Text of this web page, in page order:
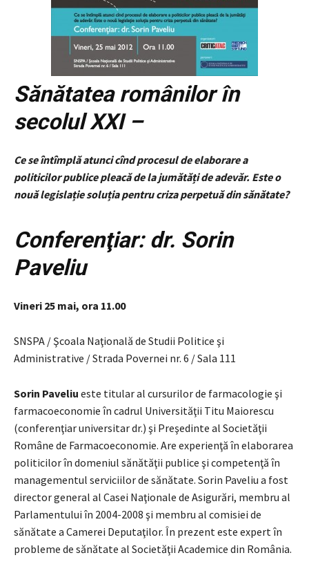
Sănătatea românilor în
secolul XXI –
Ce se întîmplă atunci cînd procesul de elaborare a
politicilor publice pleacă de la jumătăți de adevăr. Este o
nouă legislație soluția pentru criza perpetuă din sănătate?
Conferenţiar: dr. Sorin
Paveliu
Vineri 25 mai, ora 11.00
SNSPA / Şcoala Naţională de Studii Politice şi
Administrative / Strada Povernei nr. 6 / Sala 111
Sorin Paveliu este titular al cursurilor de farmacologie şi
farmacoeconomie în cadrul Universităţii Titu Maiorescu
(conferenţiar universitar dr.) şi Preşedinte al Societăţii
Române de Farmacoeconomie. Are experienţă în elaborarea
politicilor în domeniul sănătăţii publice şi competenţă în
managementul serviciilor de sănătate. Sorin Paveliu a fost
director general al Casei Naţionale de Asigurări, membru al
Parlamentului în 2004-2008 şi membru al comisiei de
sănătate a Camerei Deputaţilor. În prezent este expert în
probleme de sănătate al Societăţii Academice din România.